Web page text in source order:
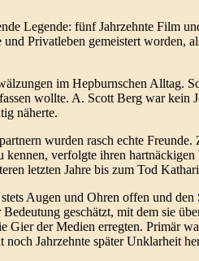
Legende: fünf Jahrzehnte Film
Privatleben gemeistert worden,
im Hepburnschen Alltag.
wollte. A. Scott Berg war kein
näherte.
wurden rasch echte
verfolgte ihren
letzten Jahre bis zum Tod
Augen und Ohren offen und
geschätzt, mit dem sie
Gier der Medien erregten. Primär
Jahrzehnte später Unklarheit